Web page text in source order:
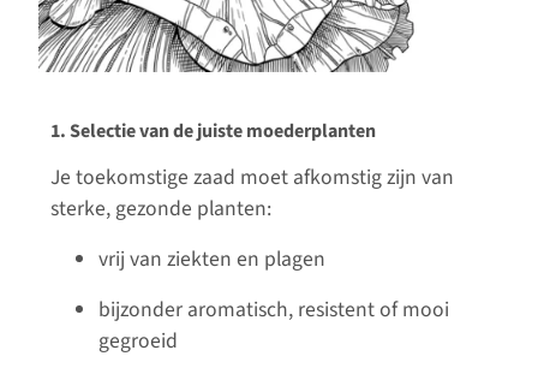
1. Selectie van de juiste moederplanten
Je toekomstige zaad moet afkomstig zijn van
sterke, gezonde planten:
vrij van ziekten en plagen
bijzonder aromatisch, resistent of mooi
gegroeid